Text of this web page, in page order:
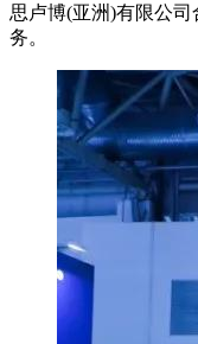
思卢博(亚洲)有限公
务。